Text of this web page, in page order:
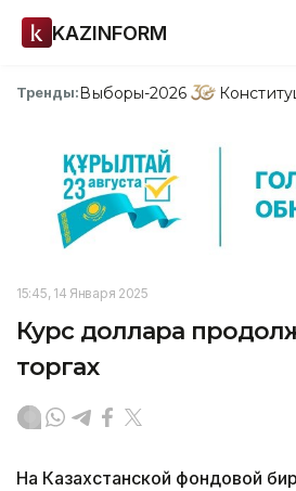
KAZINFORM
Тренды:Выборы-2026
15:45, 14 Января 2025
Курс доллара
торгах
На Казахстанской фондовой